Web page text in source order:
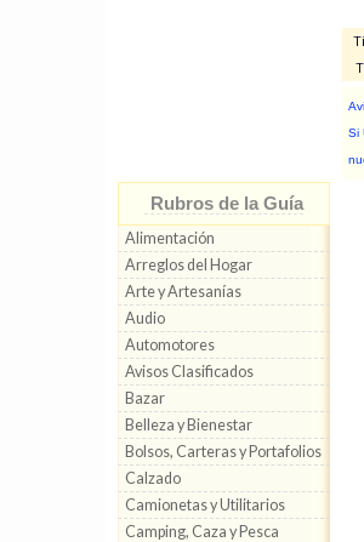
Rubros de la Guía
Alimentación
Arreglos del Hogar
Arte y Artesanías
Audio
Automotores
Avisos Clasificados
Bazar
Belleza y Bienestar
Bolsos, Carteras y Portafolios
Calzado
Camionetas y Utilitarios
Camping, Caza y Pesca
Si